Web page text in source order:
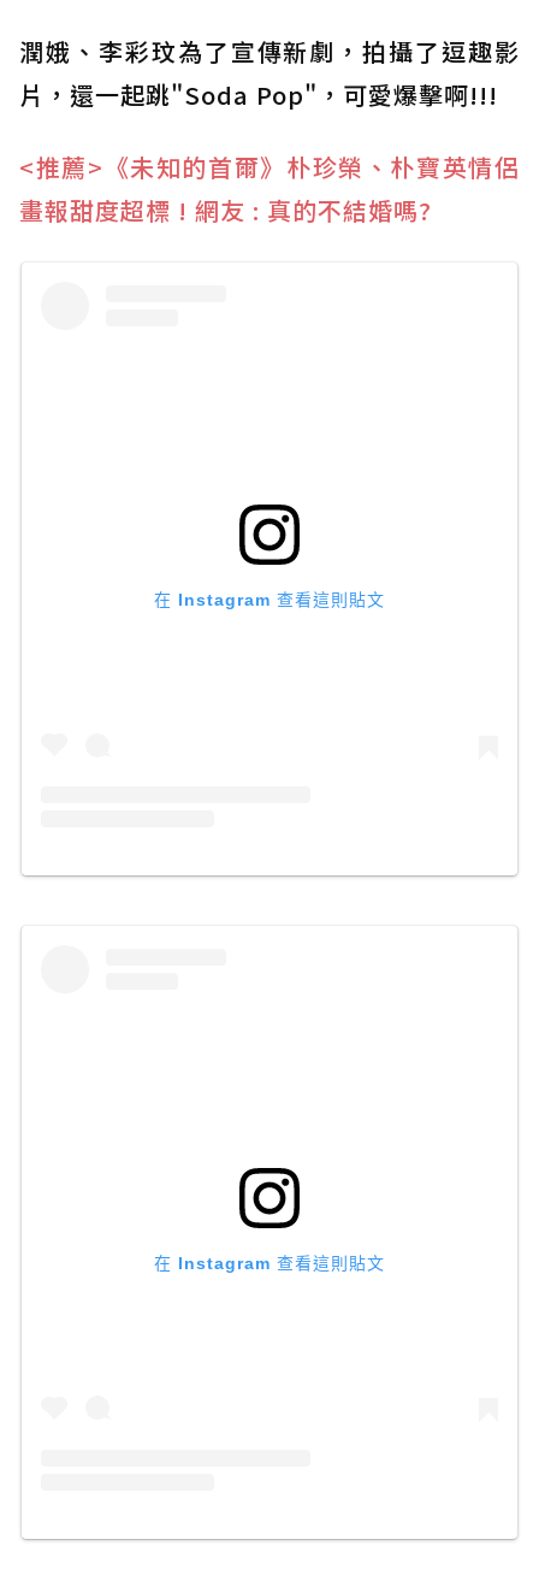
潤娥、李彩玟為了宣傳新劇，拍攝了逗趣影
片，還一起跳"Soda Pop"，可愛爆擊啊!!!
<推薦>《未知的首爾》朴珍榮、朴寶英情侶
畫報甜度超標 ! 網友 : 真的不結婚嗎?
在 Instagram 查看這則貼文
在 Instagram 查看這則貼文